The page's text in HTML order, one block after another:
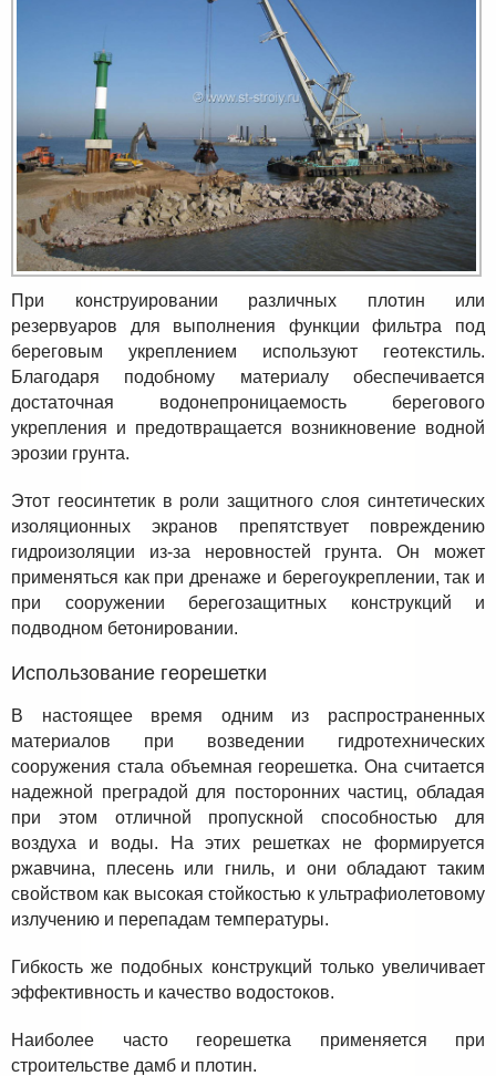
При конструировании различных плотин или
резервуаров для выполнения функции фильтра под
береговым укреплением используют геотекстиль.
Благодаря подобному материалу обеспечивается
достаточная водонепроницаемость берегового
укрепления и предотвращается возникновение водной
эрозии грунта.
Этот геосинтетик в роли защитного слоя синтетических
изоляционных экранов препятствует повреждению
гидроизоляции из-за неровностей грунта. Он может
применяться как при дренаже и берегоукреплении, так и
при сооружении берегозащитных конструкций и
подводном бетонировании.
Использование георешетки
В настоящее время одним из распространенных
материалов при возведении гидротехнических
сооружения стала объемная георешетка. Она считается
надежной преградой для посторонних частиц, обладая
при этом отличной пропускной способностью для
воздуха и воды. На этих решетках не формируется
ржавчина, плесень или гниль, и они обладают таким
свойством как высокая стойкостью к ультрафиолетовому
излучению и перепадам температуры.
Гибкость же подобных конструкций только увеличивает
эффективность и качество водостоков.
Наиболее часто георешетка применяется при
строительстве дамб и плотин.